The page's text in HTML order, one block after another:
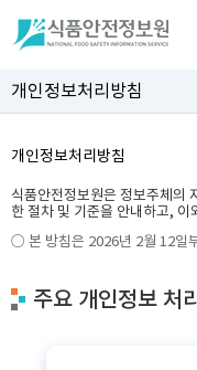
개인정보처리방침
개인정보처리방침
식품안전정보원은 정보주체의
한 절차 및 기준을 안내하고,
○ 본 방침은 2026년 2월 12일
주요 개인정보 처